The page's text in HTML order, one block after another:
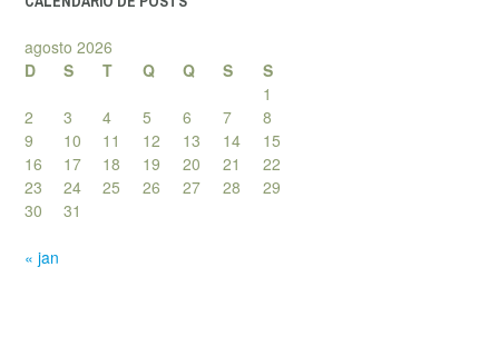
agosto 2026
D
S T Q Q S
S
1
2
3 4 5 6 7
8
9
10 11 12 13 14
15
16
17 18 19 20 21
22
23
24 25 26 27 28
29
30
31
« jan